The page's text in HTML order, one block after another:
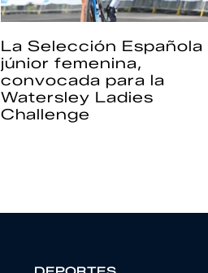
La Selección Española
júnior femenina,
convocada para la
Watersley Ladies
Challenge